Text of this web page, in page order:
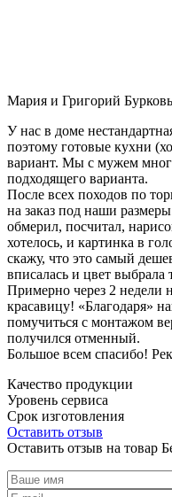
Мария и Григорий
У нас в доме
поэтому готовые кухни
вариант. Мы с мужем
подходящего варианта.
После всех походов по
на заказ под наши
обмерил, посчитал,
хотелось, и картинка в
скажу, что это самый
вписалась и цвет выбрала
Примерно через 2 недели
красавицу! «Благодаря»
помучиться с монтажом
получился отменный.
Большое всем спасибо!
Качество продукции
Уровень сервиса
Срок изготовления
Оставить отзыв
Оставить отзыв на товар